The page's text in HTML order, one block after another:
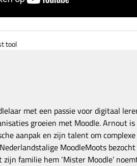
tool
met een passie voor digitaal
groeien met Moodle. Arnout
aanpak en zijn talent om
MoodleMoots
zijn familie hem ‘Mister Moodle’